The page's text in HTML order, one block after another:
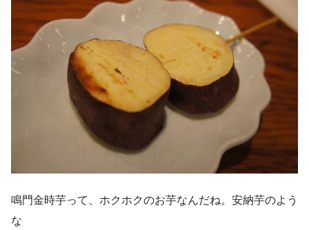
鳴門金時芋って、ホクホクのお芋なんだね。安納芋のよう
な